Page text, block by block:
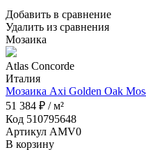
Добавить в сравнение
Удалить из сравнения
Мозаика
Atlas Concorde
Италия
Мозаика Axi Golden Oak
51 384 ₽ / м²
Код 510795648
Артикул AMV0
В корзину